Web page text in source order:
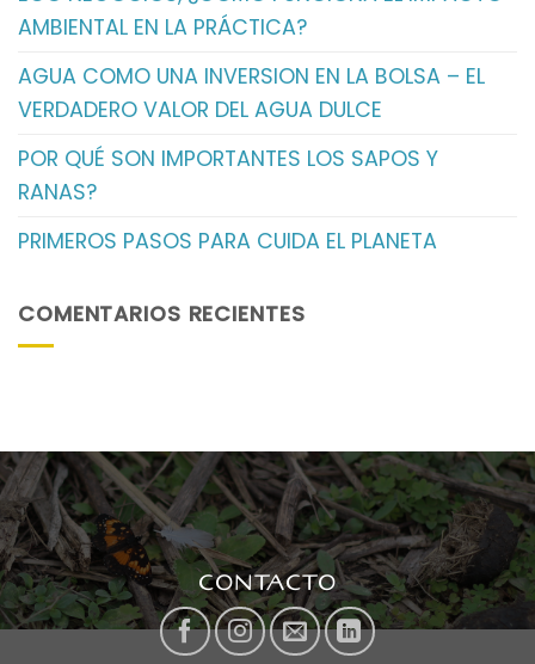
AMBIENTAL EN LA PRÁCTICA?
AGUA COMO UNA INVERSION EN LA BOLSA – EL
VERDADERO VALOR DEL AGUA DULCE
POR QUÉ SON IMPORTANTES LOS SAPOS Y
RANAS?
PRIMEROS PASOS PARA CUIDA EL PLANETA
COMENTARIOS RECIENTES
CONTACTO